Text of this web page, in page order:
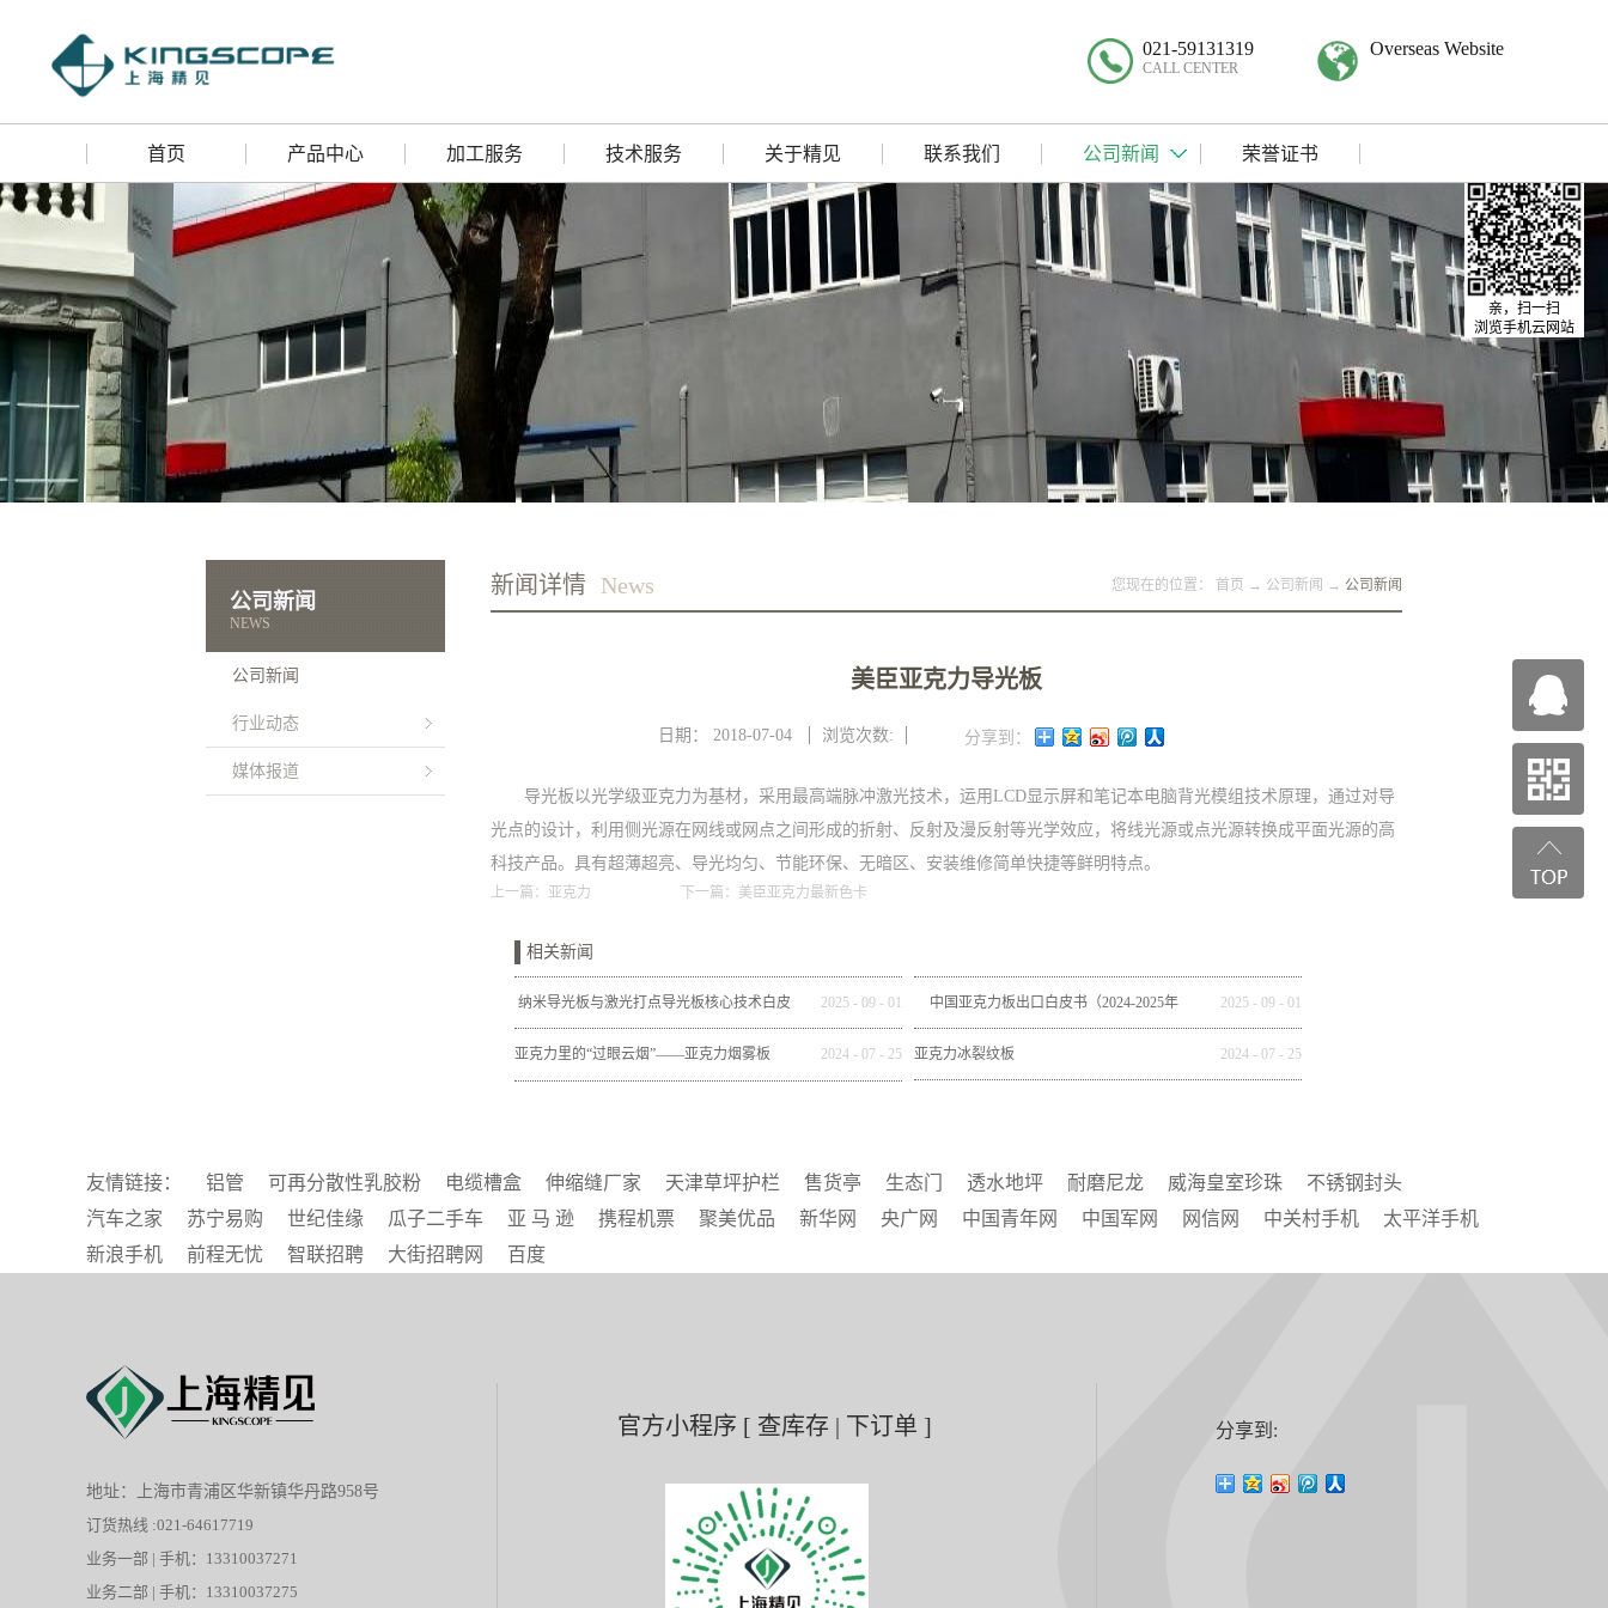
021-59131319
CALL CENTER
Overseas Website
首页 产品中心 加工服务 技术服务 关于精见 联系我们 公司新闻 荣誉证书
公司新闻
NEWS
公司新闻
行业动态
媒体报道
News
新闻详情 您现在的位置： 首页 → 公司新闻 → 公司新闻
美臣亚克力导光板
日期： 2018-07-04 浏览次数:
导光板以光学级亚克力为基材，采用最高端脉冲激光技术，运用LCD显示屏和笔记本电脑背光模组技术原理，通过对导
光点的设计，利用侧光源在网线或网点之间形成的折射、反射及漫反射等光学效应，将线光源或点光源转换成平面光源的高
科技产品。具有超薄超亮、导光均匀、节能环保、无暗区、安装维修简单快捷等鲜明特点。
上一篇： 亚克力 下一篇： 美臣亚克力最新色卡
相关新闻
纳米导光板与激光打点导光板核心技术白皮
书
2025 - 09 - 01 中国亚克力板出口白皮书（2024-2025年
度）：韧性增长与全球市场重构
2025 - 09 - 01
亚克力里的“过眼云烟”——亚克力烟雾板 2024 - 07 - 25 亚克力冰裂纹板 2024 - 07 - 25
分享到：
友情链接： 铝管 可再分散性乳胶粉 电缆槽盒 伸缩缝厂家 天津草坪护栏 售货亭 生态门 透水地坪 耐磨尼龙 威海皇室珍珠
不锈钢封头
汽车之家
苏宁易购 世纪佳缘 瓜子二手车 亚 马 逊 携程机票 聚美优品 新华网 央广网 中国青年网 中国军网 网信网 中关村手机
太平洋手机
新浪手机
前程无忧 智联招聘 大街招聘网 百度
地址：上海市青浦区华新镇华丹路958号
订货热线 :021-64617719
业务一部 | 手机：13310037271
业务二部 | 手机：13310037275
官方小程序 [ 查库存 | 下订单 ] 分享到:
亲，扫一扫
浏览手机云网站